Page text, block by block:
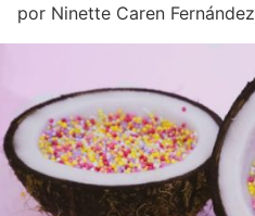
por Ninette Caren Fernández